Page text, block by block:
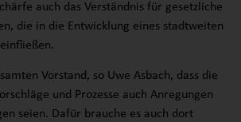
auch das Verständnis für gesetzliche
die in die Entwicklung eines stadtweiten
Vorstand, so Uwe Asbach, dass die
und Prozesse auch Anregungen
seien. Dafür brauche es auch dort